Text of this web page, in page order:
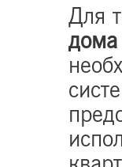
Для
дома